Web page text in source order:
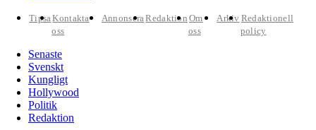
TipsaKontakta
oss
AnnonseraRedaktion Om
oss
Arkiv Redaktionell
policy
Senaste
Svenskt
Kungligt
Hollywood
Politik
Redaktion